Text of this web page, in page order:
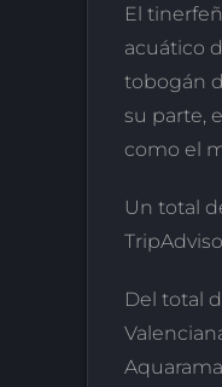
El
acuático
tobogán
su parte,
como el
Un total
Del total